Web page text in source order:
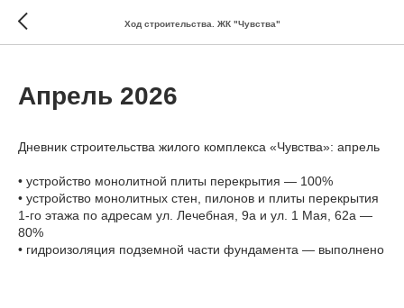
Ход строительства. ЖК "Чувства"
Апрель 2026
Дневник строительства жилого комплекса «Чувства»: апрель
•⁠ ⁠устройство монолитной плиты перекрытия — 100%
•⁠ ⁠устройство монолитных стен, пилонов и плиты перекрытия
1-го этажа по адресам ул. Лечебная, 9а и ул. 1 Мая, 62а —
80%
•⁠ ⁠гидроизоляция подземной части фундамента — выполнено